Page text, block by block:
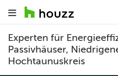
Experten für
Passivhäuser,
Hochtaunuskreis